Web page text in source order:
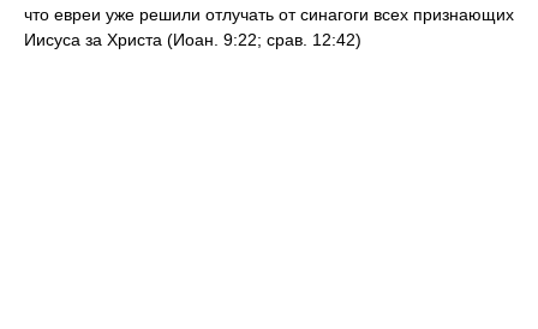
что евреи уже решили отлучать от синагоги всех признающих
Иисуса за Христа (Иоан. 9:22; срав. 12:42)